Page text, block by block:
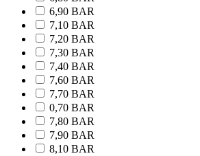
6,90 BAR
7,10 BAR
7,20 BAR
7,30 BAR
7,40 BAR
7,60 BAR
7,70 BAR
0,70 BAR
7,80 BAR
7,90 BAR
8,10 BAR